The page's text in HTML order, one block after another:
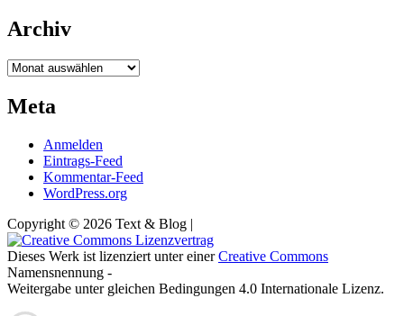
Archiv
Archiv
Meta
Anmelden
Eintrags-Feed
Kommentar-Feed
WordPress.org
Copyright © 2026 Text & Blog |
Dieses Werk ist lizenziert unter einerCreative Commons
Namensnennung -
Weitergabe unter gleichen Bedingungen 4.0 Internationale Lizenz.